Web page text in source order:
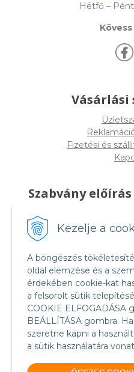
Kezelje a
A böngészés
oldal elemzése és a
érdekében cookie-kat
a felsorolt sütik
COOKIE ELFOGADÁSA
BEÁLLÍTÁSA gombra.
szeretne kapni a
a sütik használatára
Hétfő –
Vásárlási
Fizetési és
Szabvány
Food Safety System